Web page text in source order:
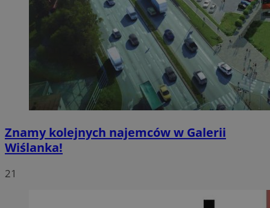
Znamy kolejnych najemców w Galerii
Wiślanka!
21